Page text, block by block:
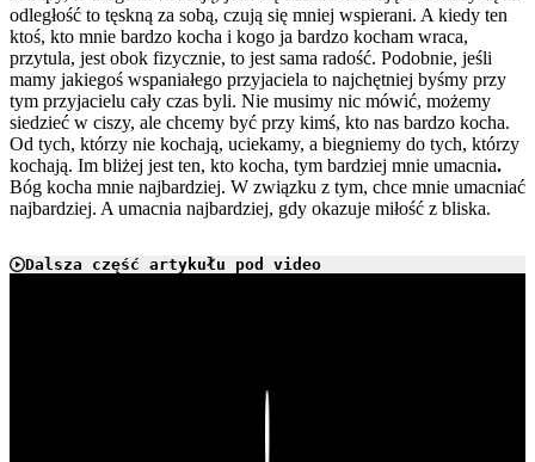
odległość to tęskną za sobą, czują się mniej wspierani. A kiedy ten
ktoś, kto mnie bardzo kocha i kogo ja bardzo kocham wraca,
przytula, jest obok fizycznie, to jest sama radość. Podobnie, jeśli
mamy jakiegoś wspaniałego przyjaciela to najchętniej byśmy przy
tym przyjacielu cały czas byli. Nie musimy nic mówić, możemy
siedzieć w ciszy, ale chcemy być przy kimś, kto nas bardzo kocha.
Od tych, którzy nie kochają, uciekamy, a biegniemy do tych, którzy
kochają. Im bliżej jest ten, kto kocha, tym bardziej mnie umacnia.
Bóg kocha mnie najbardziej. W związku z tym, chce mnie umacniać
najbardziej. A umacnia najbardziej, gdy okazuje miłość z bliska.
Dalsza część artykułu pod video